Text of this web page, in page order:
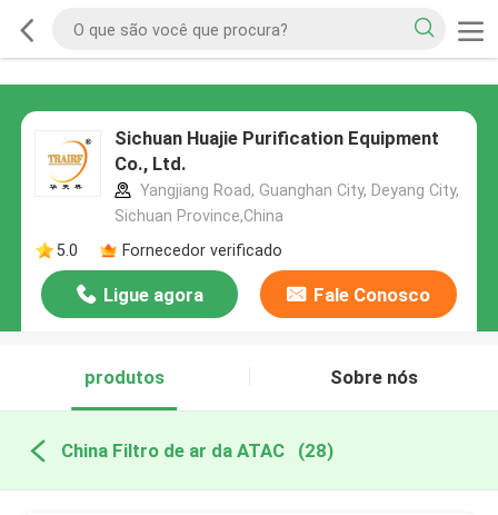
Sichuan Huajie Purification Equipment
Co., Ltd.
Yangjiang Road, Guanghan City, Deyang City,
Sichuan Province,China
5.0
Fornecedor verificado
Ligue agora Fale Conosco
produtos Sobre nós
China Filtro de ar da ATAC (28)